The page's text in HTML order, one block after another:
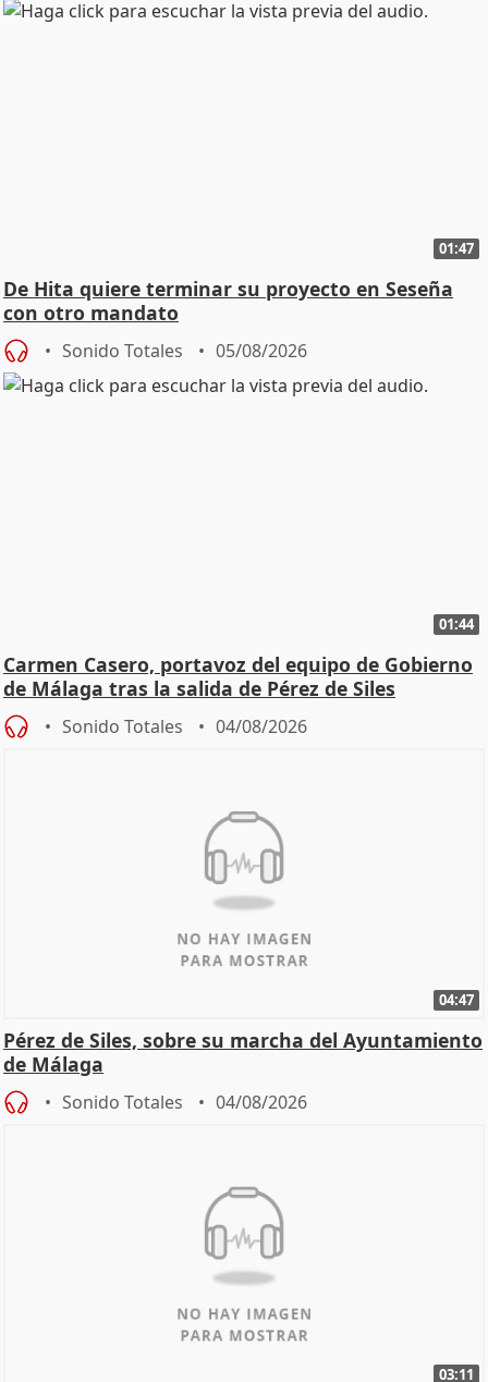
01:47
De Hita quiere terminar su proyecto en Seseña
con otro mandato
Sonido Totales 05/08/2026
01:44
Carmen Casero, portavoz del equipo de Gobierno
de Málaga tras la salida de Pérez de Siles
Sonido Totales 04/08/2026
04:47
Pérez de Siles, sobre su marcha del Ayuntamiento
de Málaga
Sonido Totales 04/08/2026
03:11